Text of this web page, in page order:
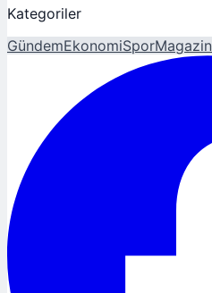
Kategoriler
GündemEkonomiSporMagazin